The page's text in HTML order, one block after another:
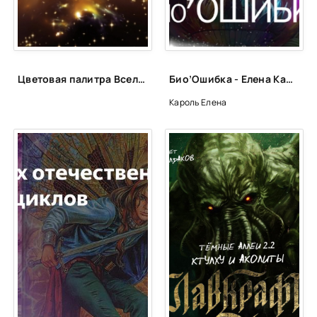
Эпилог
p.s.
p.p.p.p.p.s.
p.p.p.p.p.p.s.
Цветовая палитра Вселенной: какого цвета бывают звезды? Био’Ошибка - Елена Кароль
Кароль Елена